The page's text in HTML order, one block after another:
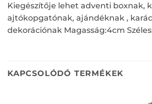
Kiegészítője lehet adventi boxnak,
ajtókopgatónak, ajándéknak ,
dekorációnak Magasság:4cm
KAPCSOLÓDÓ TERMÉKEK